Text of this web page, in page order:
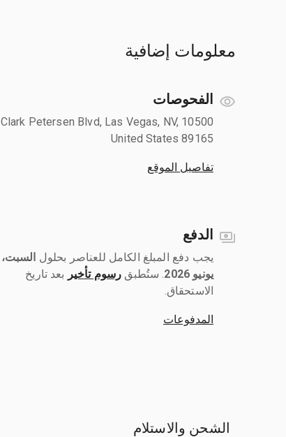
معلومات إضافية
الفحوصات
10500 Clark Petersen Blvd, Las Vegas, NV,
United States 89165
تفاصيل الموقع
الدفع
يجب دفع المبلغ الكامل للعناصر بحلول ‎
يونيو 2026
رسوم تأخير بعد تاريخ
الاستحقاق.
المدفوعات
الشحن والاستلام